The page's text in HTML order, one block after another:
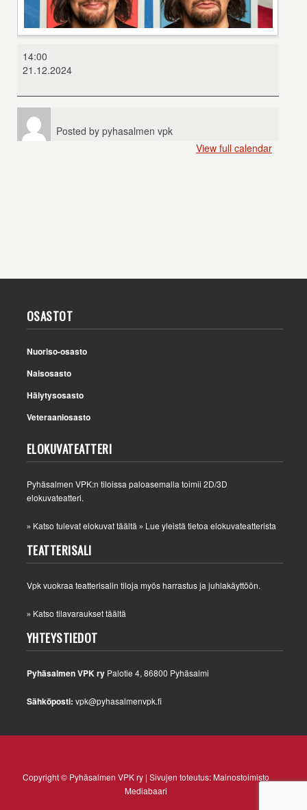
Maailman
14:00
21.12.2024
Posted by pyhasalmen vpk
View full calendar
OSASTOT
Nuoriso-osasto
Naisosasto
Hälytysosasto
Veteraaniosasto
ELOKUVATEATTERI
Pyhäsalmen VPK:n tiloissa paloasemalla toimii 2D/3D
elokuvateatteri.
» Katso tulevat elokuvat täältä » Lue yleistä tietoa elokuvateatterista
TEATTERISALI
Vpk vuokraa teatterisalin tiloja myös harrastus ja juhlakäyttöön.
» Katso tilavaraukset täältä
YHTEYSTIEDOT
Pyhäsalmen VPK ry Palotie 4, 86800 Pyhäsalmi
Sähköposti: vpk@pyhasalmenvpk.fi
Copyright © Pyhäsalmen VPK ry | Sivujen toteutus:Mainostoimisto
Mediabaari